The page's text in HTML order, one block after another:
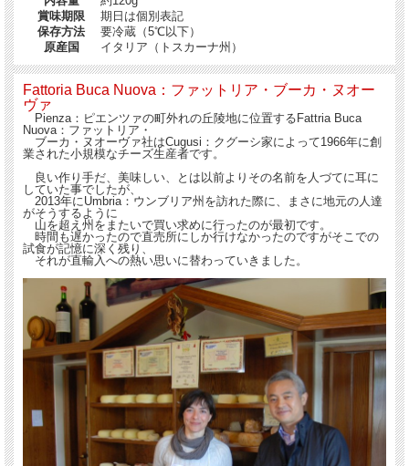
Pienza：ピエンツァは都市、景観で有名なだけでなく、美しくなだらかな丘陵地
の草を食む
羊の乳が良質である事から、美味しい羊のチーズの産地としても名を馳せていま
それは地元愛豊かなイタリアにしては珍しく、隣のUmbria：ウンブリア州から
も山を超えて
買いに来る程、という知る人ぞ知る場所なのです。
賞味期限
期日は個別表記
保存方法
要冷蔵（5℃以下）
原産国
イタリア（トスカーナ州）
Fattoria Buca Nuova：ファットリア・ブーカ・ヌオー
ヴァ
Pienza：ピエンツァの町外れの丘陵地に位置するFattria Buca
Nuova：ファットリア・
ブーカ・ヌオーヴァ社はCugusi：クグーシ家によって1966年に創
業された小規模なチーズ生産者です。
良い作り手だ、美味しい、とは以前よりその名前を人づてに耳に
していた事でしたが、
2013年にUmbria：ウンブリア州を訪れた際に、まさに地元の人達
がそうするように
山を超え州をまたいで買い求めに行ったのが最初です。
時間も遅かったので直売所にしか行けなかったのですがそこでの
試食が記憶に深く残り、
それが直輸入への熱い思いに替わっていきました。